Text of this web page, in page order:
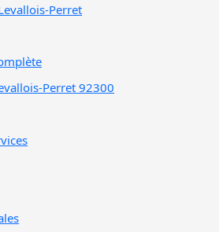
Perret
Perret 92300